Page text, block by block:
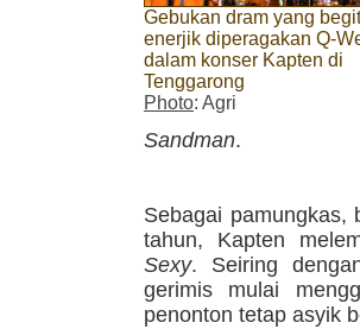
Gebukan dram yang
enerjik diperagakan Q-
dalam konser Kapten di
Tenggarong
Photo: Agri
Sandman.
Sebagai pamungkas,
tahun, Kapten
Sexy. Seiring
gerimis mulai
penonton tetap asyik